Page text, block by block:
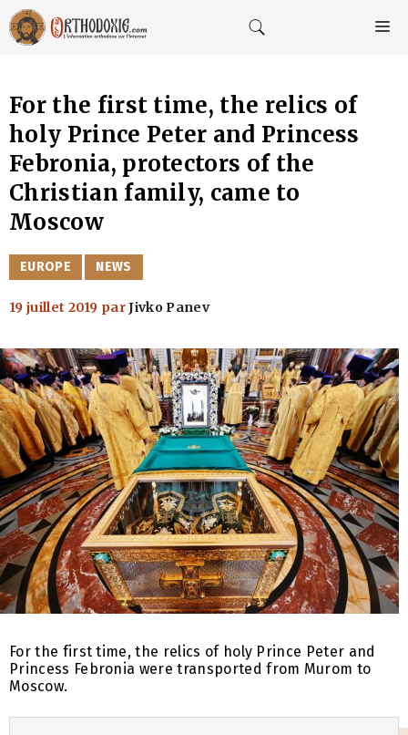
Aller
au
contenu
For the first time, the relics of
holy Prince Peter and Princess
Febronia, protectors of the
Christian family, came to
Moscow
CATÉGORIES
EUROPE NEWS
19 juillet 2019 parJivko Panev
For the first time, the relics of holy Prince Peter and
Princess Febronia were transported from Murom to
Moscow.